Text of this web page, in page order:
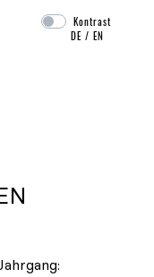
überspringen
Kontrast
DE /EN